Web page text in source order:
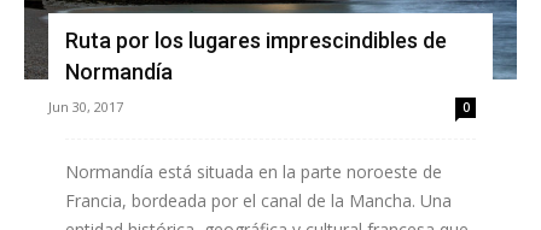
Ruta por los lugares imprescindibles de
Normandía
Jun 30, 2017 0
Normandía está situada en la parte noroeste de
Francia, bordeada por el canal de la Mancha. Una